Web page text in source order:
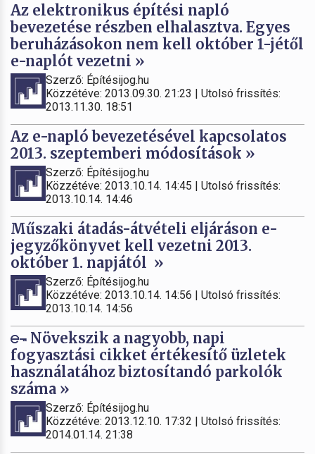
Az elektronikus építési napló
bevezetése részben elhalasztva. Egyes
beruházásokon nem kell október 1-jétől
e-naplót vezetni »
Szerző: Építésijog.hu
Közzétéve: 2013.09.30. 21:23 | Utolsó frissítés:
2013.11.30. 18:51
Az e-napló bevezetésével kapcsolatos
2013. szeptemberi módosítások »
Szerző: Építésijog.hu
Közzétéve: 2013.10.14. 14:45 | Utolsó frissítés:
2013.10.14. 14:46
Műszaki átadás-átvételi eljáráson e-
jegyzőkönyvet kell vezetni 2013.
október 1. napjától »
Szerző: Építésijog.hu
Közzétéve: 2013.10.14. 14:56 | Utolsó frissítés:
2013.10.14. 14:56
Növekszik a nagyobb, napi
fogyasztási cikket értékesítő üzletek
használatához biztosítandó parkolók
száma »
Szerző: Építésijog.hu
Közzétéve: 2013.12.10. 17:32 | Utolsó frissítés:
2014.01.14. 21:38